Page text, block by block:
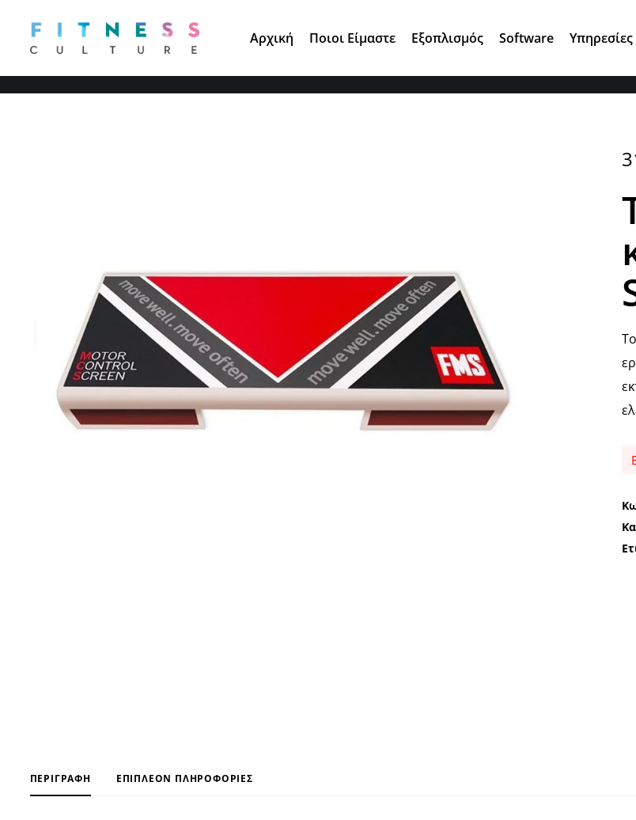
Τηλ. Παραγγελίες: 210 671 3891
Αρχική Ποιοι Είμαστε Εξοπλισμός Software Υπηρεσίες
ΠΕΡΙΓΡΑΦΉ ΕΠΙΠΛΈΟΝ ΠΛΗΡΟΦΟΡΊΕΣ